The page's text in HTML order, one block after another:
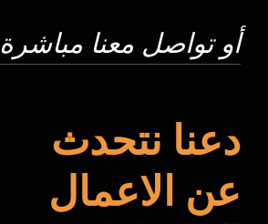
أو تواصل معنا مباشرة
دعنا نتحدث
عن الاعمال